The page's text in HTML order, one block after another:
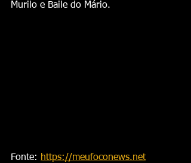
Murilo e Baile do Mário.
Fonte: https://meufoconews.net